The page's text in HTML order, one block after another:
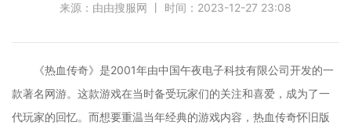
来源：由由搜服网 丨 时间：2023-12-27 23:08
《热血传奇》是2001年由中国午夜电子科技有限公司开发的一
款著名网游。这款游戏在当时备受玩家们的关注和喜爱，成为了一
代玩家的回忆。而想要重温当年经典的游戏内容，热血传奇怀旧版